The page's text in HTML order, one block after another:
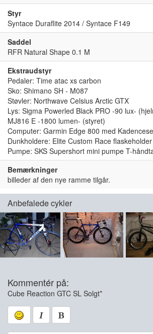
Styr
Syntace Duraflite 2014 / Syntace F149
Saddel
RFR Natural Shape 0.1 M
Ekstraudstyr
Pedaler: Time atac xs carbon
Sko: Shimano SH - M087
Støvler: Northwave Celsius Arctic GTX
Lys: Sigma Powerled Black PRO -90 lux-
MJ816 E -1800 lumen- (styret)
Computer: Garmin Edge 800 med
Dunkholdere: Elite Custom Race
Pumpe: SKS Supershort mini pumpe T-
Bemærkninger
billeder af den nye ramme tilgår.
Anbefalede cykler
Kommentér på:
Cube Reaction GTC SL Solgt*